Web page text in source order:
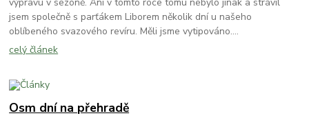
jsem společně s parťákem Liborem několik dní u našeho
oblíbeného svazového revíru. Měli jsme vytipováno....
celý článek
Osm dní na přehradě